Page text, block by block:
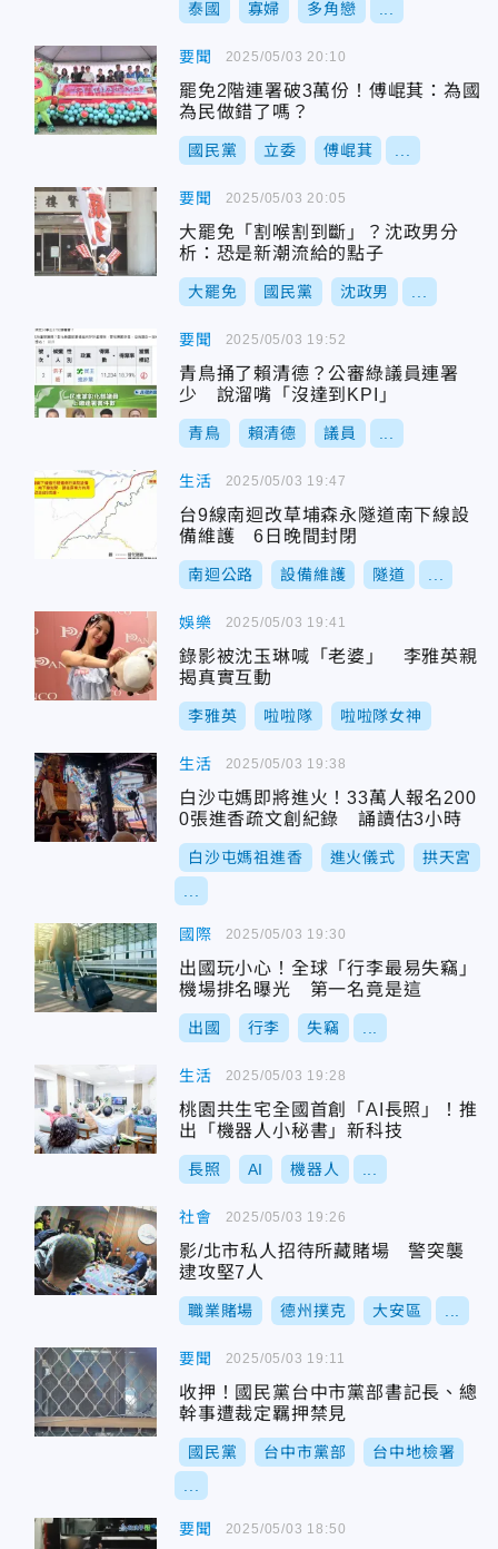
泰國 寡婦 多角戀
要聞
罷免2階連署破3萬份！傅崐萁：為國
為民做錯了嗎？
國民黨 立委 傅崐萁
2025/05/03 20:10
要聞
大罷免「割喉割到斷」？沈政男分
析：恐是新潮流給的點子
大罷免 國民黨 沈政男
2025/05/03 20:05
要聞
青鳥捅了賴清德？公審綠議員連署
少 說溜嘴「沒達到KPI」
青鳥 賴清德 議員
2025/05/03 19:52
生活
台9線南迴改草埔森永隧道南下線設
備維護 6日晚間封閉
南迴公路 設備維護 隧道
2025/05/03 19:47
娛樂
錄影被沈玉琳喊「老婆」 李雅英親
揭真實互動
李雅英 啦啦隊 啦啦隊女神
2025/05/03 19:41
生活
白沙屯媽即將進火！33萬人報名200
0張進香疏文創紀錄 誦讀估3小時
白沙屯媽祖進香 進火儀式 拱天宮
2025/05/03 19:38
國際
出國玩小心！全球「行李最易失竊」
機場排名曝光 第一名竟是這
出國 行李 失竊
2025/05/03 19:30
生活
桃園共生宅全國首創「AI長照」！推
出「機器人小秘書」新科技
長照 AI 機器人
2025/05/03 19:28
社會
影/北市私人招待所藏賭場 警突襲
逮攻堅7人
職業賭場 德州撲克 大安區
2025/05/03 19:26
要聞
收押！國民黨台中市黨部書記長、總
幹事遭裁定羈押禁見
國民黨 台中市黨部 台中地檢署
2025/05/03 19:11
要聞 2025/05/03 18:50